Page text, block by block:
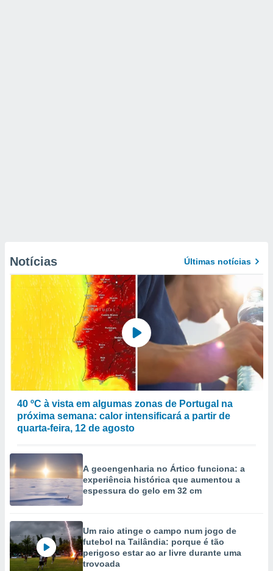
Notícias Últimas notícias
40 ºC à vista em algumas zonas de Portugal na
próxima semana: calor intensificará a partir de
quarta-feira, 12 de agosto
A geoengenharia no Ártico funciona: a
experiência histórica que aumentou a
espessura do gelo em 32 cm
Um raio atinge o campo num jogo de
futebol na Tailândia: porque é tão
perigoso estar ao ar livre durante uma
trovoada